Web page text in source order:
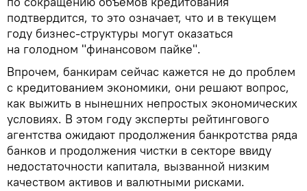
подтвердится, то это означает, что и в текущем
году бизнес-структуры могут оказаться
на голодном "финансовом пайке".
Впрочем, банкирам сейчас кажется не до проблем
с кредитованием экономики, они решают вопрос,
как выжить в нынешних непростых экономических
условиях. В этом году эксперты рейтингового
агентства ожидают продолжения банкротства ряда
банков и продолжения чистки в секторе ввиду
недостаточности капитала, вызванной низким
качеством активов и валютными рисками.